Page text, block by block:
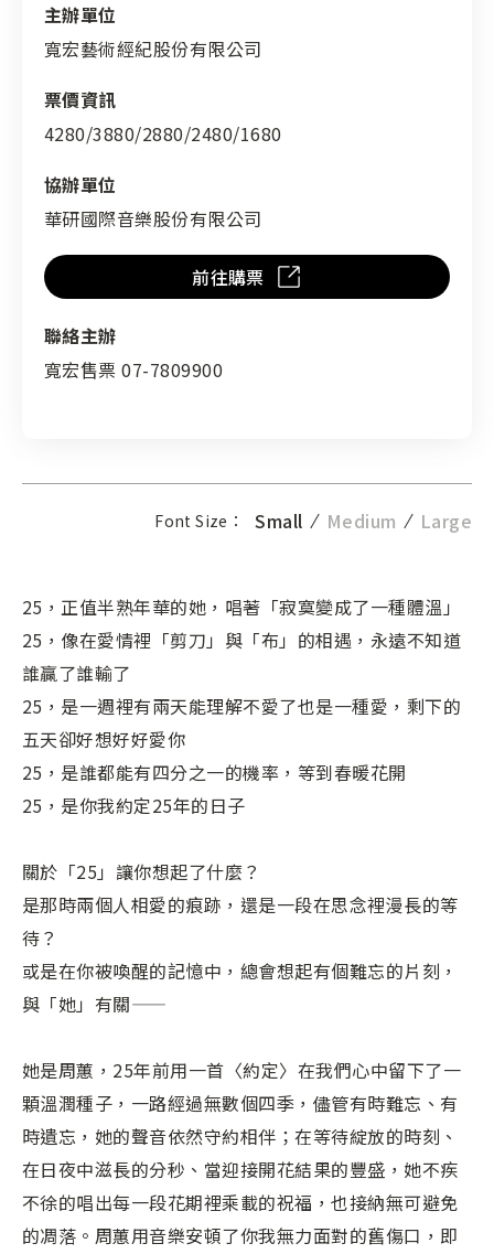
主辦單位
寬宏藝術經紀股份有限公司
票價資訊
4280/3880/2880/2480/1680
協辦單位
華研國際音樂股份有限公司
前往購票
聯絡主辦
寬宏售票 07-7809900
Font Size： Small Medium Large
25，正值半熟年華的她，唱著「寂寞變成了一種體溫」
25，像在愛情裡「剪刀」與「布」的相遇，永遠不知道
誰贏了誰輸了
25，是一週裡有兩天能理解不愛了也是一種愛，剩下的
五天卻好想好好愛你
25，是誰都能有四分之一的機率，等到春暖花開
25，是你我約定25年的日子
關於「25」讓你想起了什麼？
是那時兩個人相愛的痕跡，還是一段在思念裡漫長的等
待？
或是在你被喚醒的記憶中，總會想起有個難忘的片刻，
與「她」有關——
她是周蕙，25年前用一首〈約定〉在我們心中留下了一
顆溫潤種子，一路經過無數個四季，儘管有時難忘、有
時遺忘，她的聲音依然守約相伴；在等待綻放的時刻、
在日夜中滋長的分秒、當迎接開花結果的豐盛，她不疾
不徐的唱出每一段花期裡乘載的祝福，也接納無可避免
的凋落。周蕙用音樂安頓了你我無力面對的舊傷口，即